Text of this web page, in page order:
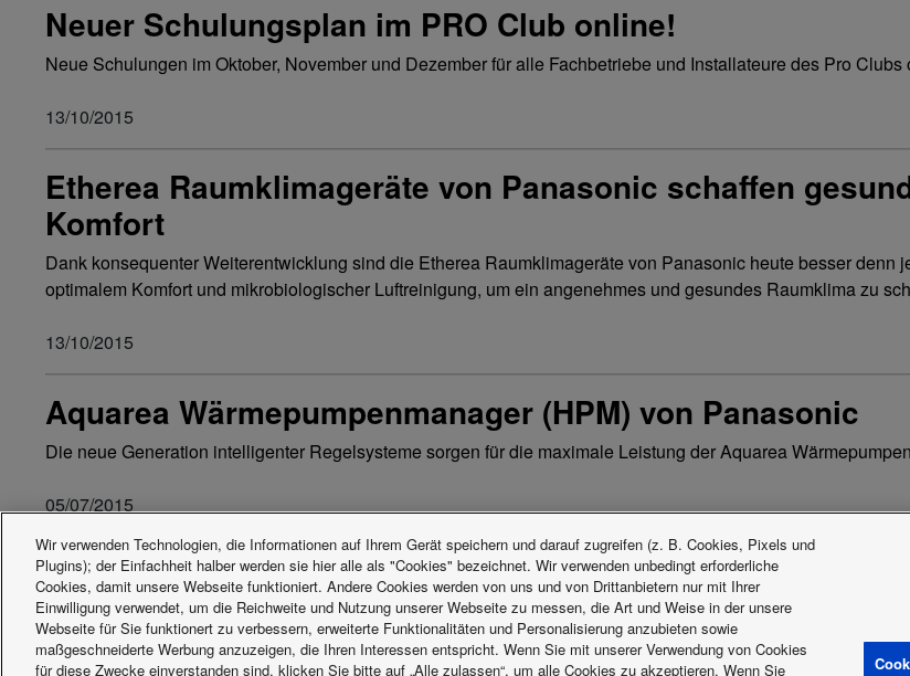
Neuer Schulungsplan im PRO Club online!
Neue Schulungen im Oktober, November und Dezember für alle Fachbetriebe und Installateure des Pro Clubs
13/10/2015
Etherea Raumklimageräte von Panasonic schaffen
Komfort
Dank konsequenter Weiterentwicklung sind die Etherea Raumklimageräte von Panasonic heute besser denn
optimalem Komfort und mikrobiologischer Luftreinigung, um ein angenehmes und gesundes Raumklima zu
13/10/2015
Aquarea Wärmepumpenmanager (HPM) von Panasonic
Die neue Generation intelligenter Regelsysteme sorgen für die maximale Leistung der Aquarea
05/07/2015
Facebook Instagram Youtube
LinkedIn
Über uns
Kontakt & Support Sitemap Nutzungsbedingungen Datenschutzbestimmung
Energiekennzeichnungen
Wir verwenden Technologien, die Informationen auf Ihrem Gerät speichern und darauf zugreifen (z. B. Cookies, Pixels und
Plugins); der Einfachheit halber werden sie hier alle als "Cookies" bezeichnet. Wir verwenden unbedingt erforderliche
Cookies, damit unsere Webseite funktioniert. Andere Cookies werden von uns und von Drittanbietern nur mit Ihrer
Einwilligung verwendet, um die Reichweite und Nutzung unserer Webseite zu messen, die Art und Weise in der unsere
Webseite für Sie funktionert zu verbessern, erweiterte Funktionalitäten und Personalisierung anzubieten sowie
maßgeschneiderte Werbung anzuzeigen, die Ihren Interessen entspricht. Wenn Sie mit unserer Verwendung von Cookies
für diese Zwecke einverstanden sind, klicken Sie bitte auf „Alle zulassen“, um alle Cookies zu akzeptieren. Wenn Sie